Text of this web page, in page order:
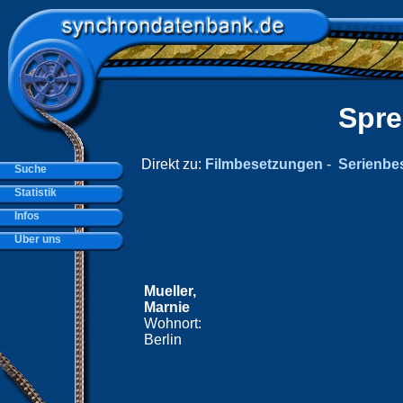
Direkt zu: Filmbesetzungen -
Mueller,
Marnie
Wohnort:
Berlin
Suche
Statistik
Infos
Über uns